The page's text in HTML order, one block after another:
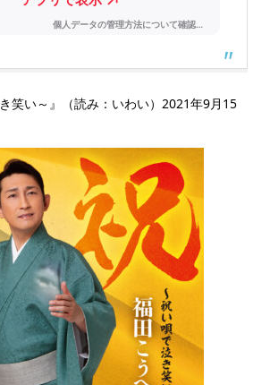
笑い～』（読み：いわい）2021年9月15